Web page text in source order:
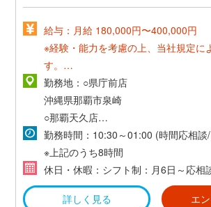
給与：月給 180,000円〜400,000円
※経験・能力を考慮の上、当社規定に
す。
※試用期間あり
・賞与あり（業績に応じて支給）
・昇給あり（能力に応じて昇給）
勤務地：○県庁前店
沖縄県那覇市泉崎
○那覇天久店
沖縄県那覇市天久
○北谷店
沖縄県北谷町美浜
勤務時間：10:30～01:00 (時間応相談
※上記のうち8時間
休日・休暇：シフト制：月6日～応相
詳しく見る エ